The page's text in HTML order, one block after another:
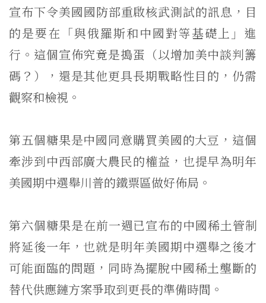
宣布下令美國國防部重啟核武測試的訊息，目
的是要在「與俄羅斯和中國對等基礎上」進
行。這個宣佈究竟是搗蛋（以增加美中談判籌
碼？），還是其他更具長期戰略性目的， 仍需
觀察和檢視。
第五個糖果是中國同意購買美國的大豆， 這個
牽涉到中西部廣大農民的權益， 也提早為明年
美國期中選舉川普的鐵票區做好佈局。
第六個糖果是在前一週已宣布的中國稀土管制
將延後一年， 也就是明年美國期中選舉之後才
可能面臨的問題， 同時為擺脫中國稀土壟斷的
替代供應鏈方案爭取到更長的準備時間。